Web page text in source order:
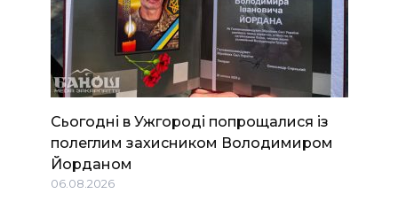
Сьогодні в Ужгороді попрощалися із
полеглим захисником Володимиром
Йорданом
06.08.2026